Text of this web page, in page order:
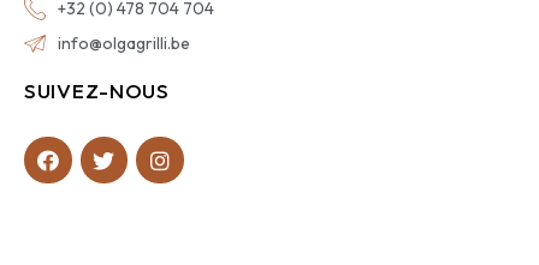
+32 (0) 478 704 704
info@olgagrilli.be
SUIVEZ-NOUS